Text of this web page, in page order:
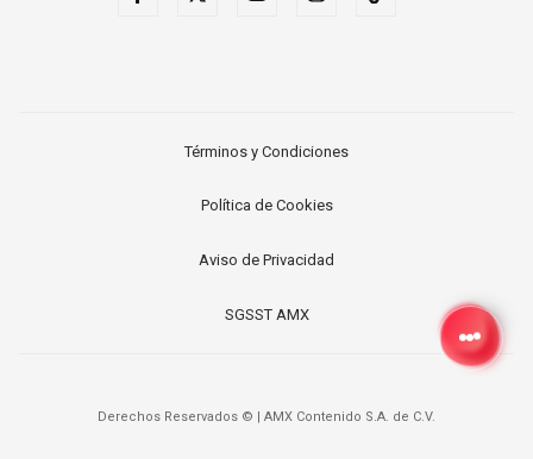
Términos y Condiciones
Política de Cookies
Aviso de Privacidad
SGSST AMX
Derechos Reservados © | AMX Contenido S.A. de C.V.